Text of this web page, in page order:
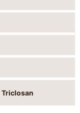
Triclosan